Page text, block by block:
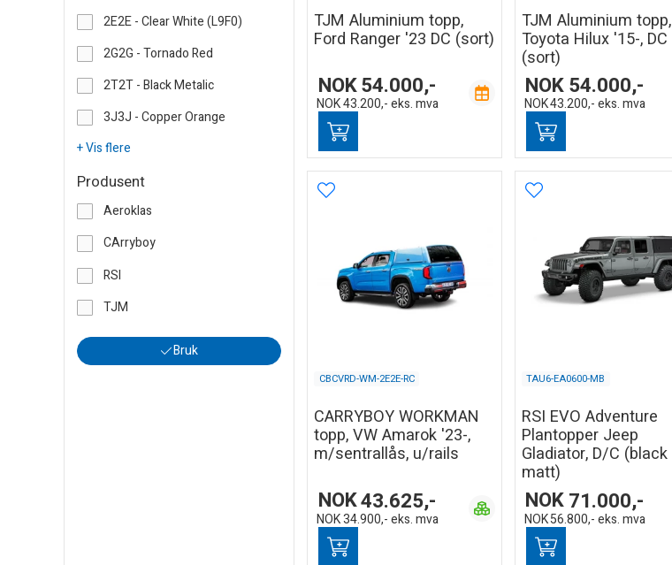
2E2E - Clear White (L9F0)
2G2G - Tornado Red
2T2T - Black Metalic
3J3J - Copper Orange
+ Vis flere
Produsent
Aeroklas
CArryboy
RSI
TJM
Bruk
TJM Aluminium topp,
Ford Ranger '23 DC (sort)
NOK54.000,-
NOK43.200,-eks. mva
TJM Aluminium topp,
Toyota Hilux '15-, DC
(sort)
NOK54.000,-
NOK43.200,- eks. mva
CBCVRD-WM-2E2E-RC
CARRYBOY WORKMAN
topp, VW Amarok '23-,
m/sentrallås, u/rails
NOK43.625,-
NOK34.900,-eks. mva
TAU6-EA0600-MB
RSI EVO Adventure
Plantopper Jeep
Gladiator, D/C (black
matt)
NOK71.000,-
NOK56.800,- eks. mva